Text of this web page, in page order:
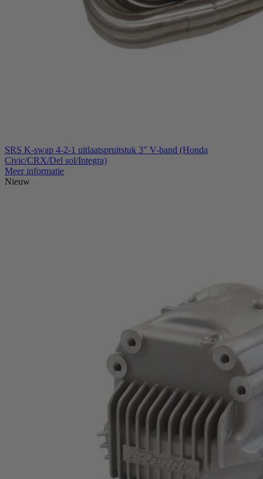
SRS K-swap 4-2-1 uitlaatspruitstuk 3" V-band (Honda
Civic/CRX/Del sol/Integra)
Meer informatie
Nieuw